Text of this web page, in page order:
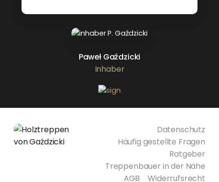
Paweł Gaździcki
Inhaber
Datenschutz
Häufig gestellte Fragen
Ratgeber
Treppenbauer in der Nähe
AGB
Widerrufsrecht